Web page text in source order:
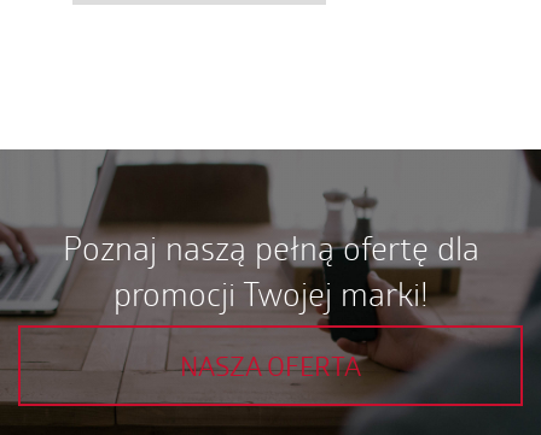
Poznaj naszą pełną ofertę dla
promocji Twojej marki!
NASZA OFERTA